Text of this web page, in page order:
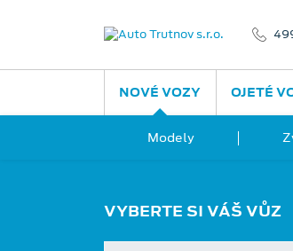
NOVÉ VOZY
Modely
OJETÉ
VYBERTE SI VÁŠ VŮZ